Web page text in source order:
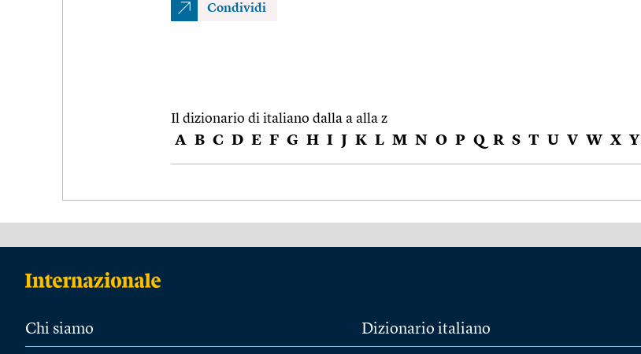
Condividi
Il dizionario di italiano dalla a alla z
A B C D E F G H I J K L M N O P Q R S T U V W X Y
Chi siamo Dizionario italiano